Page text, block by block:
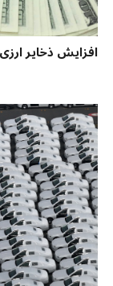
افزایش ذخایر